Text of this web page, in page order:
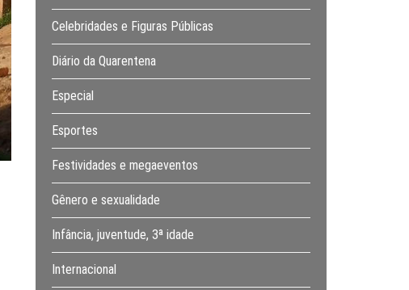
Celebridades e Figuras Públicas
Diário da Quarentena
Especial
Esportes
Festividades e megaeventos
Gênero e sexualidade
Infância, juventude, 3ª idade
Internacional